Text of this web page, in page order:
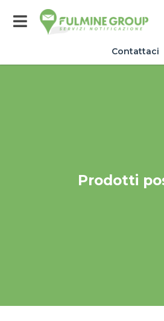
Contattaci
Prodotti